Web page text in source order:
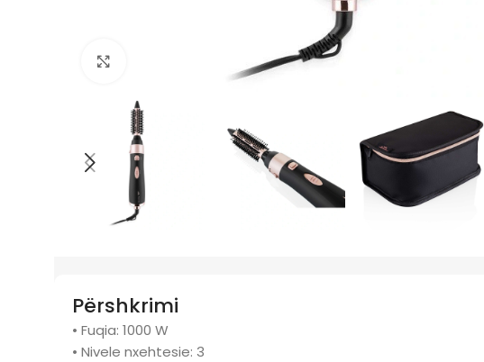
Përshkrimi
• Fuqia: 1000 W
• Nivele nxehtesie: 3